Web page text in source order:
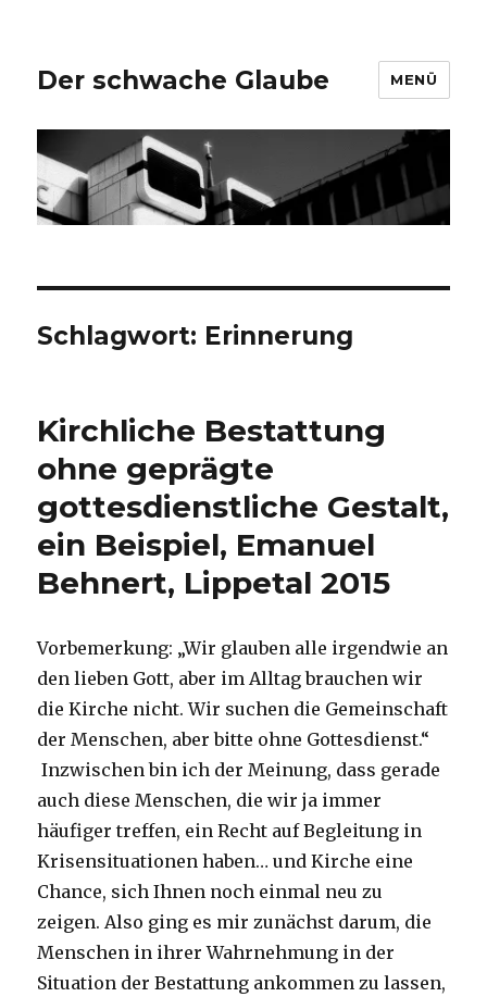
Der schwache Glaube MENÜ
Schlagwort: Erinnerung
Kirchliche Bestattung
ohne geprägte
gottesdienstliche Gestalt,
ein Beispiel, Emanuel
Behnert, Lippetal 2015
Vorbemerkung: „Wir glauben alle irgendwie an
den lieben Gott, aber im Alltag brauchen wir
die Kirche nicht. Wir suchen die Gemeinschaft
der Menschen, aber bitte ohne Gottesdienst.“
Inzwischen bin ich der Meinung, dass gerade
auch diese Menschen, die wir ja immer
häufiger treffen, ein Recht auf Begleitung in
Krisensituationen haben… und Kirche eine
Chance, sich Ihnen noch einmal neu zu
zeigen. Also ging es mir zunächst darum, die
Menschen in ihrer Wahrnehmung in der
Situation der Bestattung ankommen zu lassen,